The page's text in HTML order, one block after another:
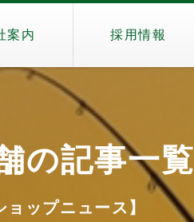
案内 採用情報
の記事一覧
ョップニュース】